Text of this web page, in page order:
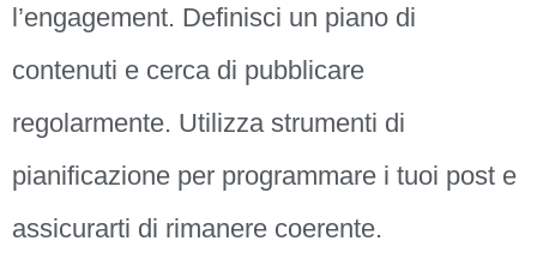
l’engagement. Definisci un piano di
contenuti e cerca di pubblicare
regolarmente. Utilizza strumenti di
pianificazione per programmare i tuoi post e
assicurarti di rimanere coerente.